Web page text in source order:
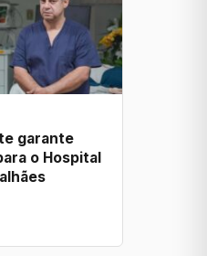
garante
o Hospital